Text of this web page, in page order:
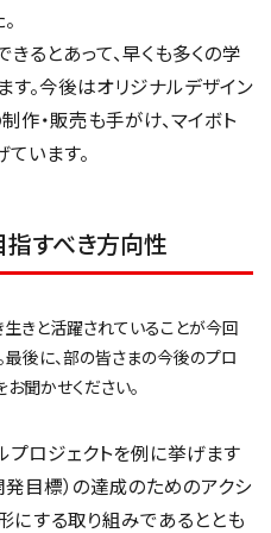
るとあって、早くも多くの学
。今後はオリジナルデザイン
作・販売も手がけ、マイボト
います。
すべき方向性
きと活躍されていることが今回
最後に、部の皆さまの今後のプロ
聞かせください。
プロジェクトを例に挙げます
発目標）の達成のためのアクシ
にする取り組みであるととも